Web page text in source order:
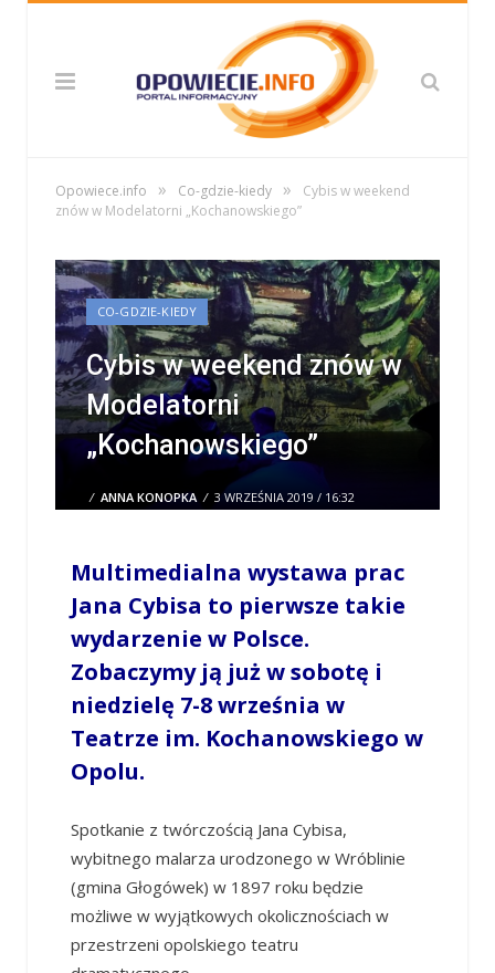
Opowiece.info » Co-gdzie-kiedy »
Cybis w weekend
znów w Modelatorni „Kochanowskiego”
CO-GDZIE-KIEDY
Cybis w weekend znów w
Modelatorni
„Kochanowskiego”
/ ANNA KONOPKA / 3 WRZEŚNIA 2019 / 16:32
0 COMMENTS
Multimedialna wystawa prac
Jana Cybisa to pierwsze takie
wydarzenie w Polsce.
Zobaczymy ją już w sobotę i
niedzielę 7-8 września w
Teatrze im. Kochanowskiego w
Opolu.
Spotkanie z twórczością Jana Cybisa,
wybitnego malarza urodzonego w Wróblinie
(gmina Głogówek) w 1897 roku będzie
możliwe w wyjątkowych okolicznościach w
przestrzeni opolskiego teatru